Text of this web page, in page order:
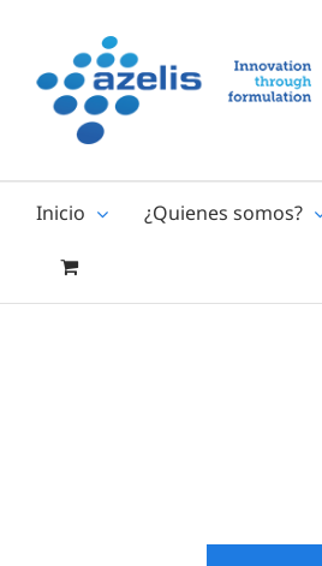
content
Inicio ¿Quienes somos?